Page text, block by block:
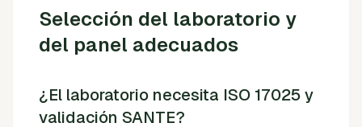
Selección del laboratorio y
del panel adecuados
¿El laboratorio necesita ISO 17025 y
validación SANTE?